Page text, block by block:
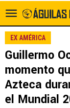
EX AMÉRICA
Guillermo
momento
Azteca
el Mundial